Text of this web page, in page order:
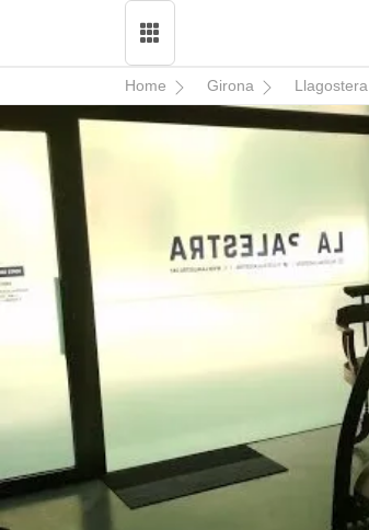
Home Girona Llagostera